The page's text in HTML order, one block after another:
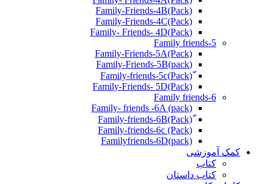
Family-Friends-4B(Pack)
Family-Friends-4C(Pack)
(Pack)Family- Friends- 4D
Family friends-5
Family-Friends-5A(Pack)
(pack)Family-Friends-5B
ّ(Pack)Family-friends-5c
Family-Friends- 5D(Pack)
Family friends-6
Family- friends -6A (pack)
Family-friends-6c (Pack)
Familyfriends-6D(pack)
کمک آموزشی
کتاب
کتاب داستان